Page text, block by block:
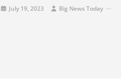
July 19, 2023 Big News Today